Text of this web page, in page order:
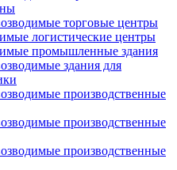
торговые центры
логистические центры
промышленные здания
здания для
производственные
производственные
производственные